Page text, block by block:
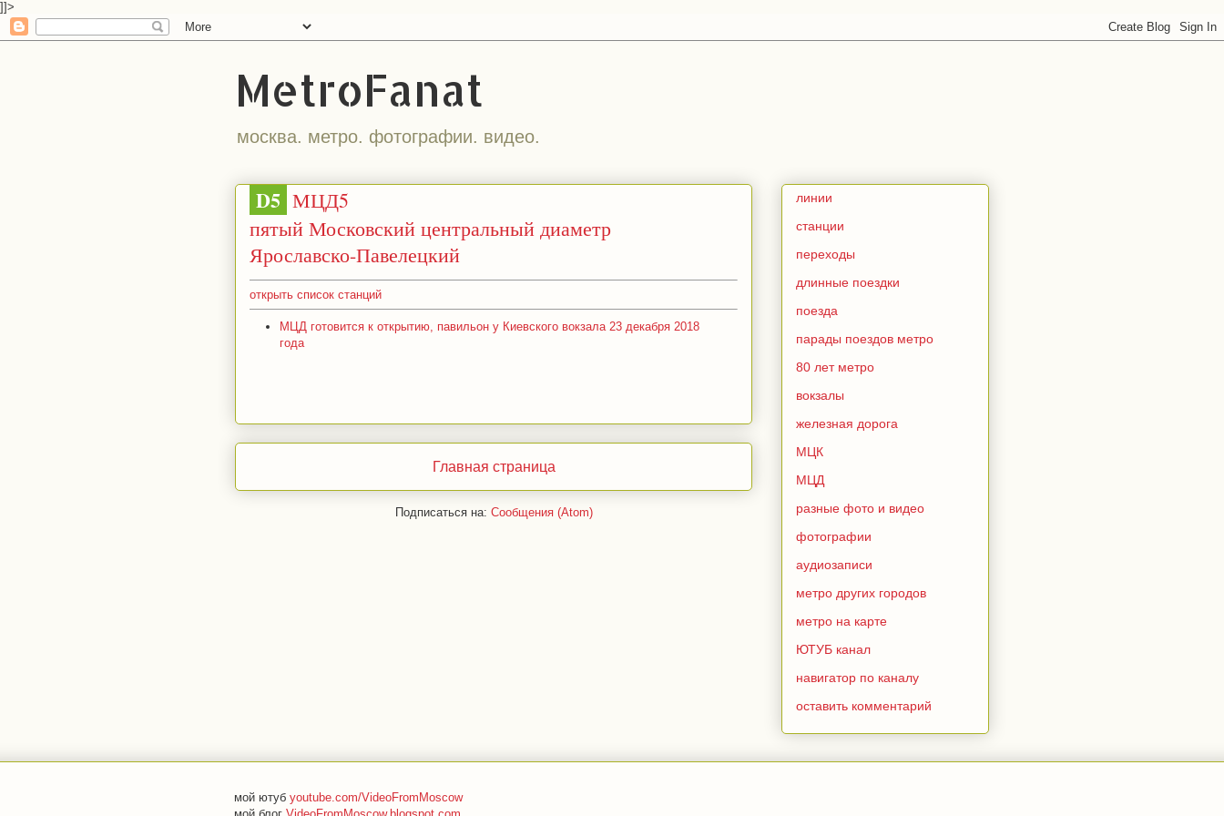
]]>
MetroFanat
москва. метро. фотографии. видео.
D5 МЦД5
пятый Московский центральный диаметр
Ярославско-Павелецкий
открыть список станций
МЦД готовится к открытию, павильон у Киевского вокзала 23 декабря 2018
года
Главная страница
Подписаться на: Сообщения (Atom)
линии
станции
переходы
длинные поездки
поезда
парады поездов метро
80 лет метро
вокзалы
железная дорога
МЦК
МЦД
разные фото и видео
фотографии
аудиозаписи
метро других городов
метро на карте
ЮТУБ канал
навигатор по каналу
оставить комментарий
мой ютуб youtube.com/VideoFromMoscow